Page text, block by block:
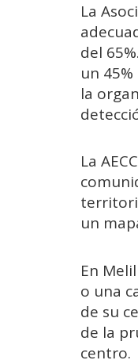
La
del
un
la
La
un
En
o una
de su
de la
centro.